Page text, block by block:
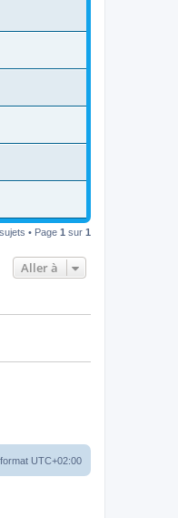
• Page 1 sur 1
Aller à
UTC+02:00